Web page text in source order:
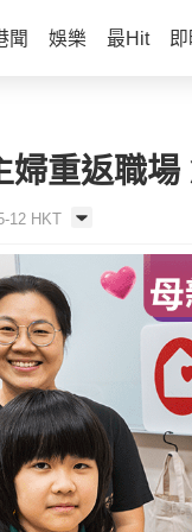
聞 娛樂 最Hit
婦重返職
12 HKT